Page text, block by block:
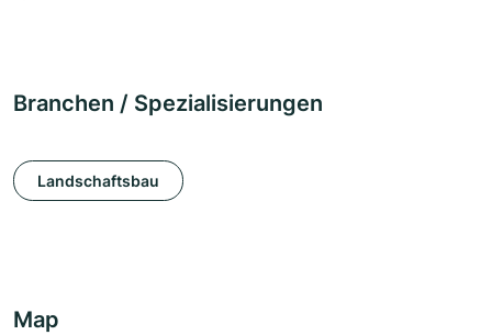
Branchen / Spezialisierungen
Landschaftsbau
Map